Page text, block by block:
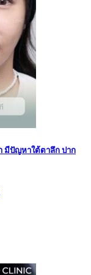
มีปัญหาใต้ตาลึก ปาก